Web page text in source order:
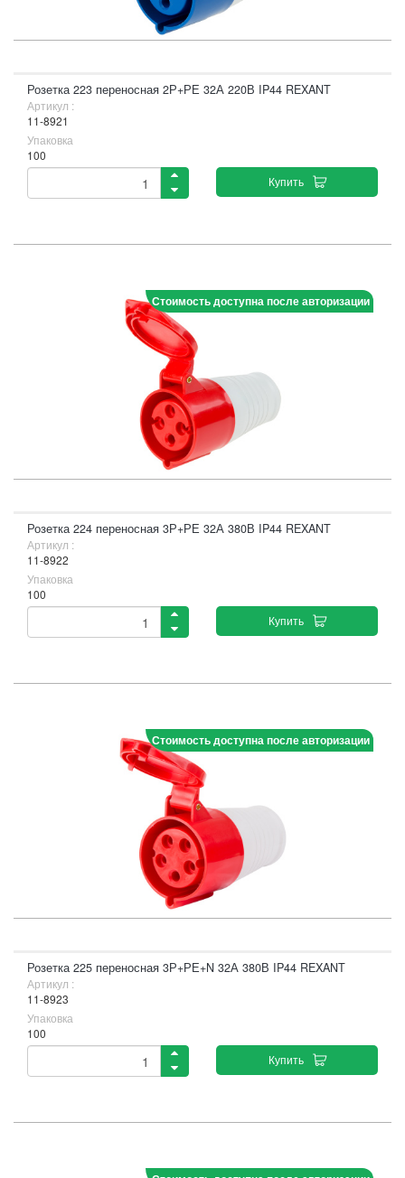
Розетка 223 переносная 2Р+РЕ 32А 220В IP44 REXANT
Артикул :
11-8921
Упаковка
100
Купить
Стоимость доступна после авторизации
Розетка 224 переносная 3Р+РЕ 32А 380В IP44 REXANT
Артикул :
11-8922
Упаковка
100
Купить
Стоимость доступна после авторизации
Розетка 225 переносная 3Р+РЕ+N 32А 380В IP44 REXANT
Артикул :
11-8923
Упаковка
100
Купить